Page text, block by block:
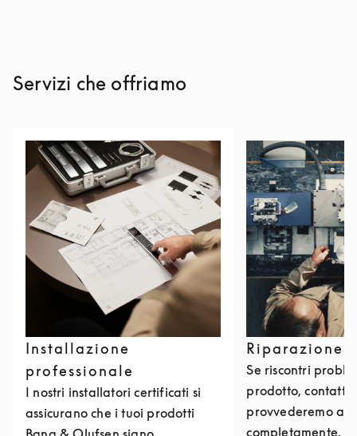
Servizi che offriamo
Installazione
professionale
I nostri installatori certificati si
assicurano che i tuoi prodotti
Riparazione
Se riscontri
prodotto,
provvederemo a
completamente.